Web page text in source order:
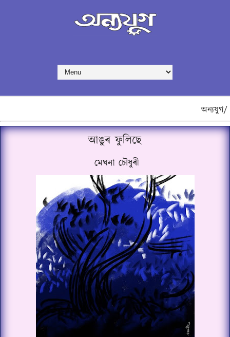
অন্যযুগ/
আঙুৰ ফুলিছে
মেঘনা চৌধুৰী